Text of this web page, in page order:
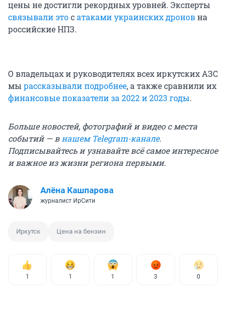
цены не достигли рекордных уровней. Эксперты
связывали этосатаками украинских дроновна
российские НПЗ.
О владельцах и руководителях всех иркутских АЗС
мы рассказывали подробнее, а также сравнили их
финансовые показатели за 2022 и 2023 годы.
Больше новостей, фотографий и видео с места
событий — в нашем Telegram-канале.
Подписывайтесь и узнавайте всё самое интересное
и важное из жизни региона первыми.
Алёна Кашпарова
журналист ИрСити
Иркутск Цена на бензин
1 1 1 3 0